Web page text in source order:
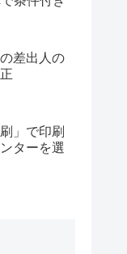
差出人の
」で印刷
ターを選